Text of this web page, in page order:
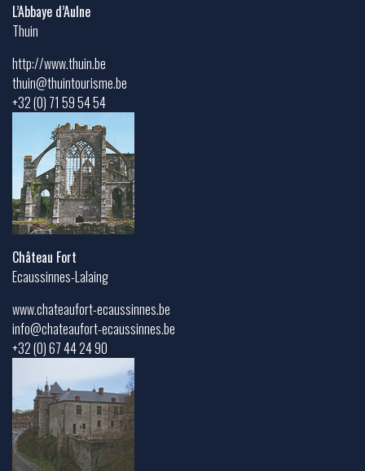
L’Abbaye d’Aulne
Thuin
http://www.thuin.be
thuin@thuintourisme.be
+32 (0) 71 59 54 54
Château Fort
Ecaussinnes-Lalaing
www.chateaufort-ecaussinnes.be
info@chateaufort-ecaussinnes.be
+32 (0) 67 44 24 90